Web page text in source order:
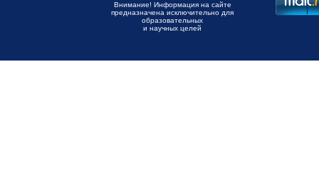
Внимание! Информация на сайте
предназначена исключительно для
образовательных
и научных целей